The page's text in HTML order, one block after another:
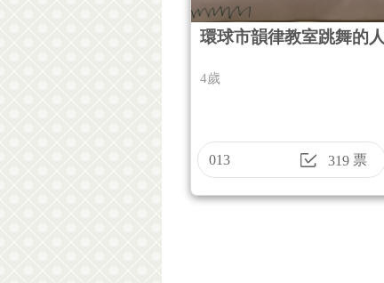
環球市韻律教室跳舞的人
4歲
013 319票